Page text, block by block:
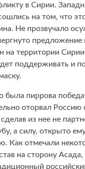
в Сирии.
на том, что
Не прозвучало
предложение
на территории
поддерживать и
была пиррова
оторвал Россию
из нее не
а силу, открыто
Как отмечали
на сторону